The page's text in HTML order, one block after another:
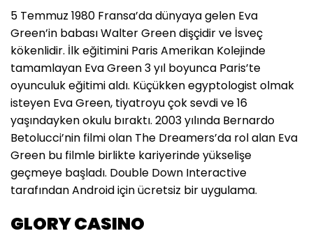
5 Temmuz 1980 Fransa’da dünyaya gelen Eva
Green’in babası Walter Green dişçidir ve İsveç
kökenlidir. İlk eğitimini Paris Amerikan Kolejinde
tamamlayan Eva Green 3 yıl boyunca Paris’te
oyunculuk eğitimi aldı. Küçükken egyptologist olmak
isteyen Eva Green, tiyatroyu çok sevdi ve 16
yaşındayken okulu bıraktı. 2003 yılında Bernardo
Betolucci’nin filmi olan The Dreamers’da rol alan Eva
Green bu filmle birlikte kariyerinde yükselişe
geçmeye başladı. Double Down Interactive
tarafından Android için ücretsiz bir uygulama.
GLORY CASINO